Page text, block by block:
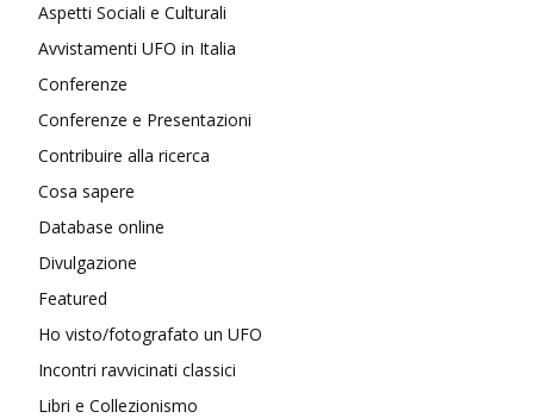
Aspetti Sociali e Culturali
Avvistamenti UFO in Italia
Conferenze
Conferenze e Presentazioni
Contribuire alla ricerca
Cosa sapere
Database online
Divulgazione
Featured
Ho visto/fotografato un UFO
Incontri ravvicinati classici
Libri e Collezionismo